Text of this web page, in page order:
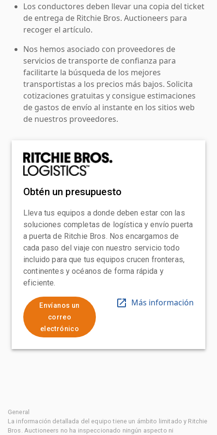
Los conductores deben llevar una copia del ticket
de entrega de Ritchie Bros. Auctioneers para
recoger el artículo.
Nos hemos asociado con proveedores de
servicios de transporte de confianza para
facilitarte la búsqueda de los mejores
transportistas a los precios más bajos. Solicita
cotizaciones gratuitas y consigue estimaciones
de gastos de envío al instante en los sitios web
de nuestros proveedores.
Obtén un presupuesto
Lleva tus equipos a donde deben estar con las
soluciones completas de logística y envío puerta
a puerta de Ritchie Bros. Nos encargamos de
cada paso del viaje con nuestro servicio todo
incluido para que tus equipos crucen fronteras,
continentes y océanos de forma rápida y
eficiente.
Envíanos un
correo
electrónico
Más información
General
La información detallada del equipo tiene un ámbito limitado y Ritchie
Bros. Auctioneers no ha inspeccionado ningún aspecto ni